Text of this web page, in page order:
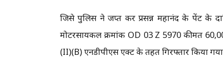
जिसे पुलिस ने जप्त कर प्रसन्न महानंद के पेंट के
मोटरसायकल क्रमांक OD 03 Z 5970 कीमत
(II)(B) एनडीपीएस एक्ट के तहत गिरफ्तार किया